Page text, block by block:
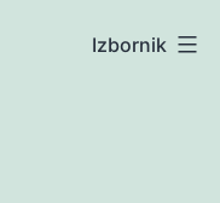
Izbornik